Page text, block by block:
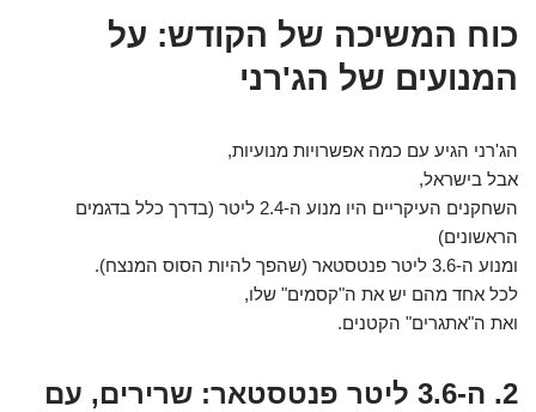
כוח המשיכה של הקודש: על
המנועים של הג'רני
הג'רני הגיע עם כמה אפשרויות מנועיות,
אבל בישראל,
השחקנים העיקריים היו מנוע ה-2.4 ליטר (בדרך כלל בדגמים
הראשונים)
ומנוע ה-3.6 ליטר פנטסטאר (שהפך להיות הסוס המנצח).
לכל אחד מהם יש את ה"קסמים" שלו,
ואת ה"אתגרים" הקטנים.
2. ה-3.6 ליטר פנטסטאר: שרירים, עם